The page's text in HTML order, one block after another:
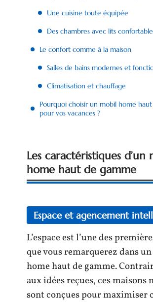
Une cuisine toute équipée
Des chambres avec lits
Le confort comme à la maison
Salles de bains modernes et
Climatisation et chauffage
Pourquoi choisir un mobil home
pour vos vacances ?
Les caractéristiques d’un
home haut de gamme
Espace et agencement
L’espace est l’une des
que vous remarquerez dans
home haut de gamme.
aux idées reçues, ces maisons
sont conçues pour maximiser